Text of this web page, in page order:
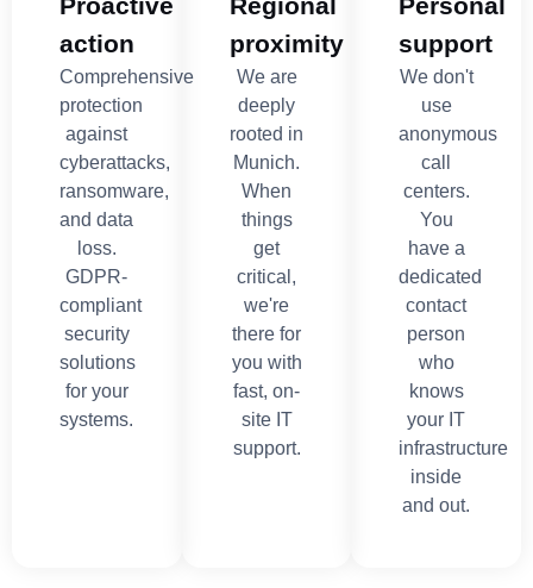
action
Comprehensive
protection
against
cyberattacks,
ransomware,
and data
loss.
GDPR-
compliant
security
solutions
for your
systems.
proximity
We are
deeply
rooted in
Munich.
When
things
get
critical,
we're
there for
you with
fast, on-
site IT
support.
support
We don't
use
anonymous
call
centers.
You
have a
dedicated
contact
person
who
knows
your IT
infrastructure
inside
and out.